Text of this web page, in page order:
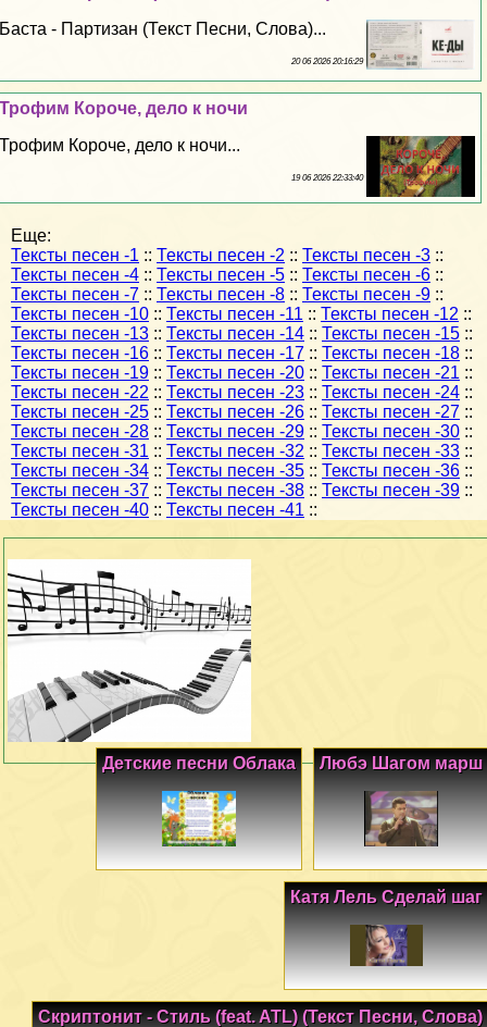
Баста - Партизан (Текст Песни, Слова)...
20 06 2026 20:16:29
Трофим Короче, дело к ночи
Трофим Короче, дело к ночи...
19 06 2026 22:33:40
Еще:
Тексты песен -1 :: Тексты песен -2 :: Тексты песен -3 ::
Тексты песен -4 :: Тексты песен -5 :: Тексты песен -6 ::
Тексты песен -7 :: Тексты песен -8 :: Тексты песен -9 ::
Тексты песен -10 :: Тексты песен -11 :: Тексты песен -12 ::
Тексты песен -13 :: Тексты песен -14 :: Тексты песен -15 ::
Тексты песен -16 :: Тексты песен -17 :: Тексты песен -18 ::
Тексты песен -19 :: Тексты песен -20 :: Тексты песен -21 ::
Тексты песен -22 :: Тексты песен -23 :: Тексты песен -24 ::
Тексты песен -25 :: Тексты песен -26 :: Тексты песен -27 ::
Тексты песен -28 :: Тексты песен -29 :: Тексты песен -30 ::
Тексты песен -31 :: Тексты песен -32 :: Тексты песен -33 ::
Тексты песен -34 :: Тексты песен -35 :: Тексты песен -36 ::
Тексты песен -37 :: Тексты песен -38 :: Тексты песен -39 ::
Тексты песен -40 :: Тексты песен -41 ::
Любэ Шагом марш
Детские песни Облака
Катя Лель Сделай шаг
Скриптонит - Стиль (feat. ATL) (Текст Песни, Слова)